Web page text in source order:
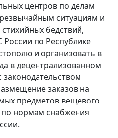
центров по делам
ситуациям и
бедствий,
по Республике
и организовать в
в децентрализованном
законодательством
заказов на
предметов вещевого
нормам снабжения